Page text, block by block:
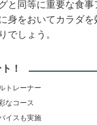
と同等に重要な食
身をおいてカラダを
でしょう。
！
トレーナー
なコース
イスも実施